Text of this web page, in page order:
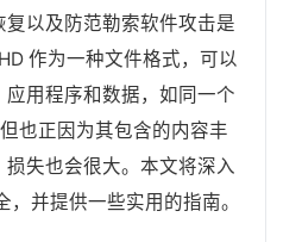
以及防范勒索软件攻击是
作为一种文件格式，可以
用程序和数据，如同一个
也正因为其包含的内容丰
失也会很大。本文将深入
，并提供一些实用的指南。